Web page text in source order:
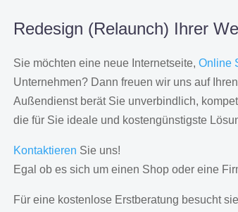
Redesign (Relaunch) Ihrer
Sie möchten eine neue Internetseite, Online
Unternehmen? Dann freuen wir uns auf
Außendienst berät Sie unverbindlich,
die für Sie ideale und kostengünstigste
Kontaktieren Sie uns!
Egal ob es sich um einen Shop oder eine
Für eine kostenlose Erstberatung besucht